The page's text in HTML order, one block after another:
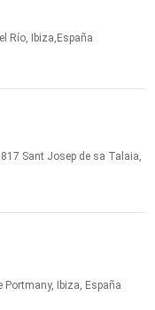
Río, Ibiza,España
Sant Josep de sa Talaia,
Portmany, Ibiza, España